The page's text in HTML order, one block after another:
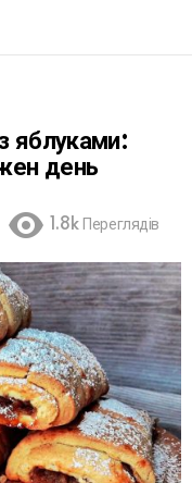
яблуками:
день
1.8k Переглядів